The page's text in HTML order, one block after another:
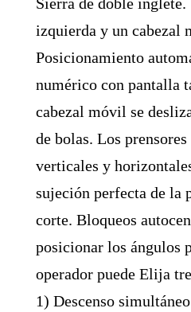
izquierda y un cabezal
Posicionamiento
numérico con pantalla
cabezal móvil se
de bolas. Los
verticales y
sujeción perfecta de la
corte. Bloqueos
posicionar los ángulos
operador puede Elija
1) Descenso